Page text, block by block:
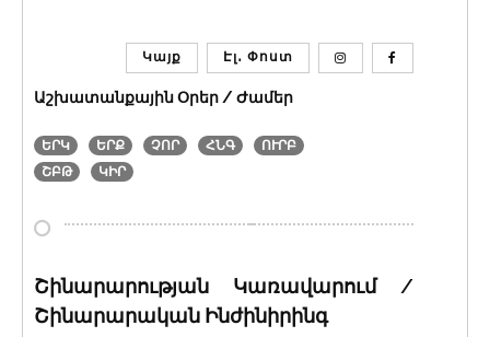
Էլ․ Փոստ
Կայք
Աշխատանքային Օրեր / Ժամեր
ԵՐԿ ԵՐՔ ՉՈՐ ՀՆԳ
ՈՒՐԲ
ՇԲԹ
ԿԻՐ
Շինարարության Կառավարում /
Շինարարական Ինժինիրինգ